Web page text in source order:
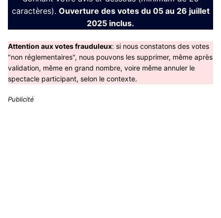
caractères). Ouverture des votes du 05 au 26 juillet
2025 inclus.
Attention aux votes frauduleux: si nous constatons des votes
"non réglementaires", nous pouvons les supprimer, même après
validation, même en grand nombre, voire même annuler le
spectacle participant, selon le contexte.
Publicité